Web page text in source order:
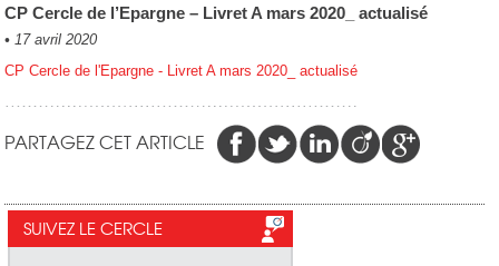
CP Cercle de l’Epargne – Livret A mars 2020_ actualisé
• 17 avril 2020
CP Cercle de l'Epargne - Livret A mars 2020_ actualisé
PARTAGEZ CET ARTICLE
SUIVEZ LE CERCLE